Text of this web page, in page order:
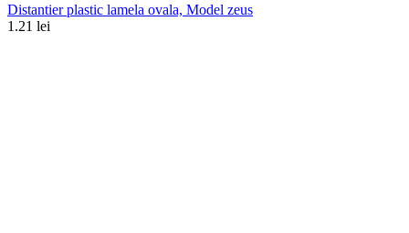
Distantier plastic lamela ovala, Model zeus
1.21 lei